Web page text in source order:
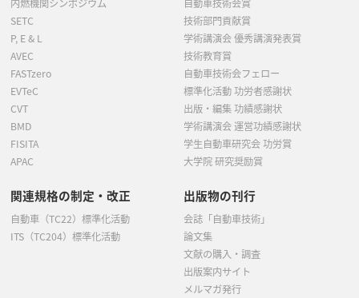
内燃機関シンポジウム
SETC
P, E & L
AVEC
FASTzero
EVTeC
CVT
BMD
FISITA
APAC
自動車技術会賞
技術部門貢献賞
学術講演会 優秀講演発表賞
技術教育賞
自動車技術会フェロー
標準化活動 功労者感謝状
出版・編集 功績感謝状
学術講演会 運営功績感謝状
学生自動車研究会 功労賞
大学院 研究奨励賞
関連規格の制定・改正
自動車（TC22）標準化活動
ITS（TC204）標準化活動
出版物の刊行
会誌「自動車技術」
論文集
文献の購入・調査
出版案内サイト
メルマガ発行